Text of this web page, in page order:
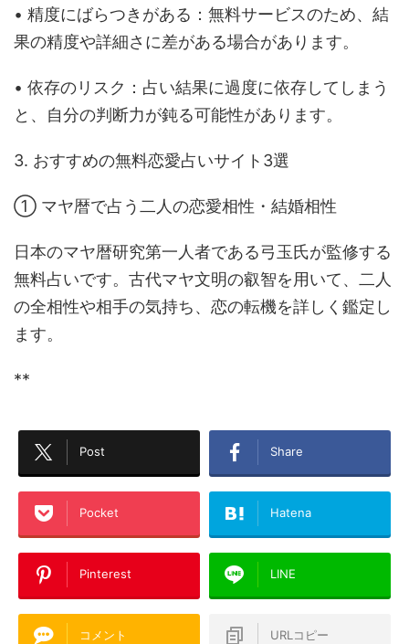
• 精度にばらつきがある：無料サービスのため、結
果の精度や詳細さに差がある場合があります。
• 依存のリスク：占い結果に過度に依存してしまう
と、自分の判断力が鈍る可能性があります。
3. おすすめの無料恋愛占いサイト3選
① マヤ暦で占う二人の恋愛相性・結婚相性
日本のマヤ暦研究第一人者である弓玉氏が監修する
無料占いです。古代マヤ文明の叡智を用いて、二人
の全相性や相手の気持ち、恋の転機を詳しく鑑定し
ます。
**
Post Share
Pocket Hatena
Pinterest LINE
コメント URLコピー